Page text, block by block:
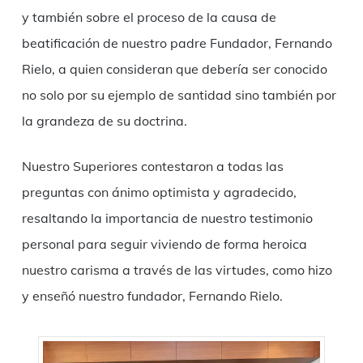
y también sobre el proceso de la causa de
beatificación de nuestro padre Fundador, Fernando
Rielo, a quien consideran que debería ser conocido
no solo por su ejemplo de santidad sino también por
la grandeza de su doctrina.
Nuestro Superiores contestaron a todas las
preguntas con ánimo optimista y agradecido,
resaltando la importancia de nuestro testimonio
personal para seguir viviendo de forma heroica
nuestro carisma a través de las virtudes, como hizo
y enseñó nuestro fundador, Fernando Rielo.